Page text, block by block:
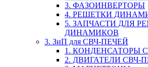
3. ФАЗОИНВЕРТОРЫ
4. РЕШЕТКИ
5. ЗАПЧАСТИ ДЛЯ
ДИНАМИКОВ
3. ЗиП для СВЧ-ПЕЧЕЙ
1. КОНДЕНСАТОРЫ
2. ДВИГАТЕЛИ СВЧ-